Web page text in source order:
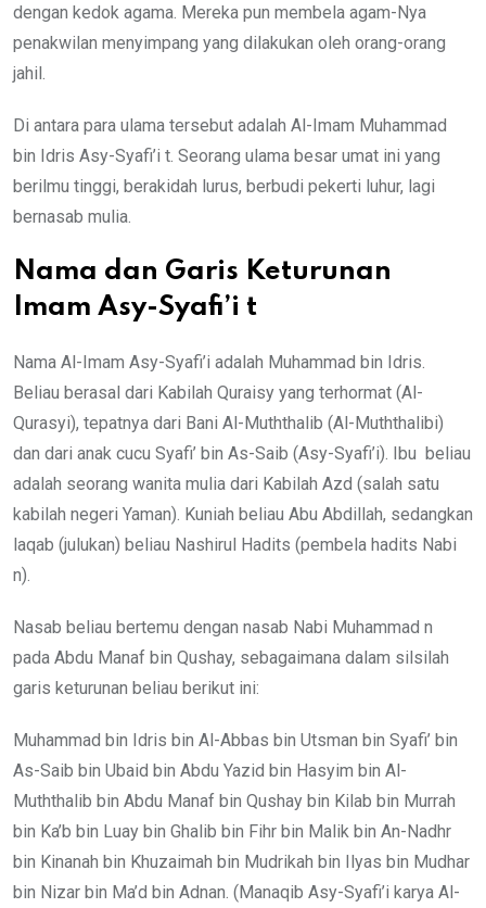
dengan kedok agama. Mereka pun membela agam-Nya
penakwilan menyimpang yang dilakukan oleh orang-orang
jahil.
Di antara para ulama tersebut adalah Al-Imam Muhammad
bin Idris Asy-Syafi’i t. Seorang ulama besar umat ini yang
berilmu tinggi, berakidah lurus, berbudi pekerti luhur, lagi
bernasab mulia.
Nama dan Garis Keturunan
Imam Asy-Syafi’i t
Nama Al-Imam Asy-Syafi’i adalah Muhammad bin Idris.
Beliau berasal dari Kabilah Quraisy yang terhormat (Al-
Qurasyi), tepatnya dari Bani Al-Muththalib (Al-Muththalibi)
dan dari anak cucu Syafi’ bin As-Saib (Asy-Syafi’i). Ibu beliau
adalah seorang wanita mulia dari Kabilah Azd (salah satu
kabilah negeri Yaman). Kuniah beliau Abu Abdillah, sedangkan
laqab (julukan) beliau Nashirul Hadits (pembela hadits Nabi
n).
Nasab beliau bertemu dengan nasab Nabi Muhammad n
pada Abdu Manaf bin Qushay, sebagaimana dalam silsilah
garis keturunan beliau berikut ini:
Muhammad bin Idris bin Al-Abbas bin Utsman bin Syafi’ bin
As-Saib bin Ubaid bin Abdu Yazid bin Hasyim bin Al-
Muththalib bin Abdu Manaf bin Qushay bin Kilab bin Murrah
bin Ka’b bin Luay bin Ghalib bin Fihr bin Malik bin An-Nadhr
bin Kinanah bin Khuzaimah bin Mudrikah bin Ilyas bin Mudhar
bin Nizar bin Ma’d bin Adnan. (Manaqib Asy-Syafi’i karya Al-